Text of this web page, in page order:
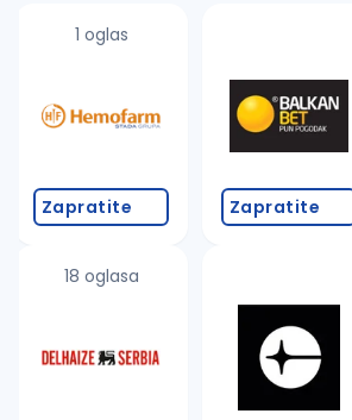
1 oglas
Zapratite
18 oglasa
Zapratite